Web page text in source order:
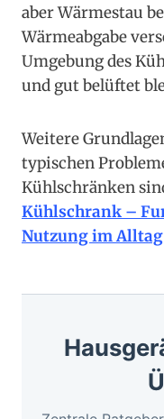
aber Wärmestau
Wärmeabgabe
Umgebung des
und gut belüftet
Weitere
typischen
Kühlschränken
Kühlschrank –
Nutzung im Alltag